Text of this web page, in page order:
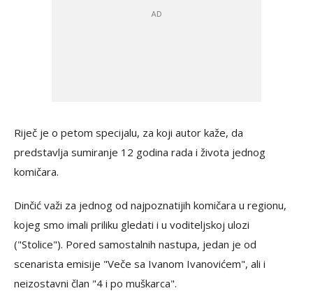
Riječ je o petom specijalu, za koji autor kaže, da
predstavlja sumiranje 12 godina rada i života jednog
komičara.
Dinčić važi za jednog od najpoznatijih komičara u regionu,
kojeg smo imali priliku gledati i u voditeljskoj ulozi
("Stolice"). Pored samostalnih nastupa, jedan je od
scenarista emisije "Veče sa Ivanom Ivanovićem", ali i
neizostavni član "4 i po muškarca".